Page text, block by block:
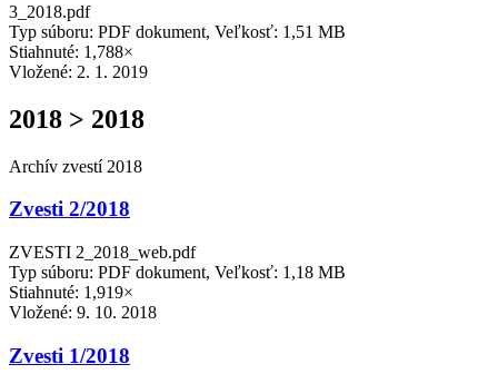
3_2018.pdf
Typ súboru: PDF dokument, Veľkosť: 1,51 MB
Stiahnuté: 1,788×
Vložené: 2. 1. 2019
2018 > 2018
Archív zvestí 2018
Zvesti 2/2018
ZVESTI 2_2018_web.pdf
Typ súboru: PDF dokument, Veľkosť: 1,18 MB
Stiahnuté: 1,919×
Vložené: 9. 10. 2018
Zvesti 1/2018